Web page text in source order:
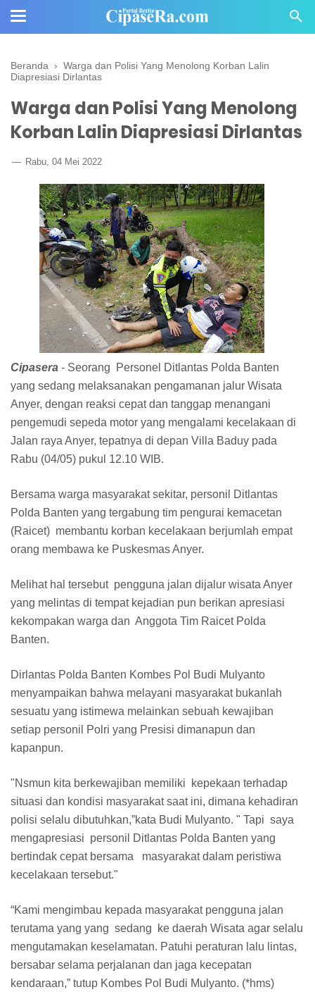
Beranda › Warga dan Polisi Yang Menolong Korban Lalin
Diapresiasi Dirlantas
Warga dan Polisi Yang Menolong
Korban Lalin Diapresiasi Dirlantas
Rabu, 04 Mei 2022
Cipasera - Seorang Personel Ditlantas Polda Banten
yang sedang melaksanakan pengamanan jalur Wisata
Anyer, dengan reaksi cepat dan tanggap menangani
pengemudi sepeda motor yang mengalami kecelakaan di
Jalan raya Anyer, tepatnya di depan Villa Baduy pada
Rabu (04/05) pukul 12.10 WIB.
Bersama warga masyarakat sekitar, personil Ditlantas
Polda Banten yang tergabung tim pengurai kemacetan
(Raicet) membantu korban kecelakaan berjumlah empat
orang membawa ke Puskesmas Anyer.
Melihat hal tersebut pengguna jalan dijalur wisata Anyer
yang melintas di tempat kejadian pun berikan apresiasi
kekompakan warga dan Anggota Tim Raicet Polda
Banten.
Dirlantas Polda Banten Kombes Pol Budi Mulyanto
menyampaikan bahwa melayani masyarakat bukanlah
sesuatu yang istimewa melainkan sebuah kewajiban
setiap personil Polri yang Presisi dimanapun dan
kapanpun.
"Nsmun kita berkewajiban memiliki kepekaan terhadap
situasi dan kondisi masyarakat saat ini, dimana kehadiran
polisi selalu dibutuhkan,”kata Budi Mulyanto. " Tapi saya
mengapresiasi personil Ditlantas Polda Banten yang
bertindak cepat bersama masyarakat dalam peristiwa
kecelakaan tersebut."
“Kami mengimbau kepada masyarakat pengguna jalan
terutama yang yang sedang ke daerah Wisata agar selalu
mengutamakan keselamatan. Patuhi peraturan lalu lintas,
bersabar selama perjalanan dan jaga kecepatan
kendaraan,” tutup Kombes Pol Budi Mulyanto. (*hms)